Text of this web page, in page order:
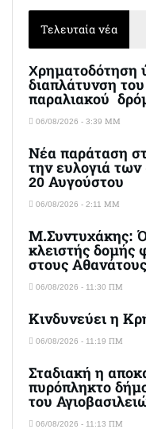
Τελευταία νέα
Xρηματοδότηση
διαπλάτυνση
παραλιακού
06/08/2026 - 3:39 ΜΜ
Νέα παράταση
την ευλογιά των
20 Αυγούστου
06/08/2026 - 2:11 ΜΜ
Μ.Συντυχάκης:
κλειστής δομής
στους Αθανάτους
06/08/2026 - 11:30 ΠΜ
Κινδυνεύει η
06/08/2026 - 11:19 ΠΜ
Σταδιακή η
πυρόπληκτο
του
06/08/2026 - 11:13 ΠΜ